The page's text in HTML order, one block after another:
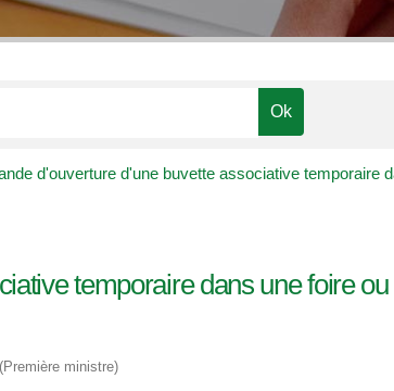
d'ouverture d'une buvette associative temporaire
temporaire dans une foire
ministre)